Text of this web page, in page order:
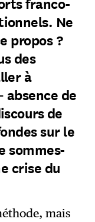
Ne
propos ?
des
à
absence de
de
sur le
sommes-
crise du
mais